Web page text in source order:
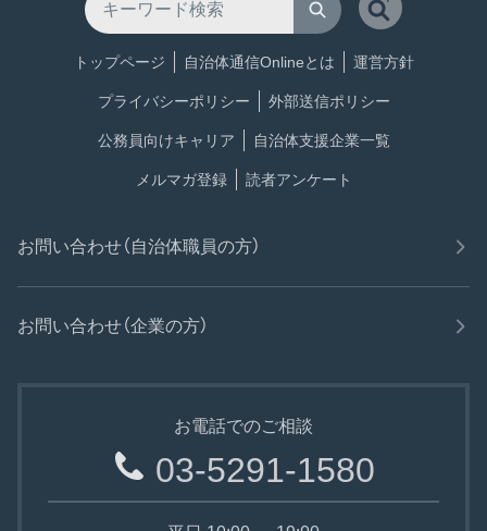
トップページ 自治体通信Onlineとは 運営方針
プライバシーポリシー 外部送信ポリシー
公務員向けキャリア 自治体支援企業一覧
メルマガ登録 読者アンケート
お問い合わせ（自治体職員の方）
お問い合わせ（企業の方）
お電話でのご相談
03-5291-1580